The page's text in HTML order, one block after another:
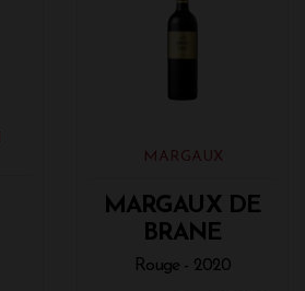
MARGAUX
MARGAUX DE
BRANE
Rouge - 2020